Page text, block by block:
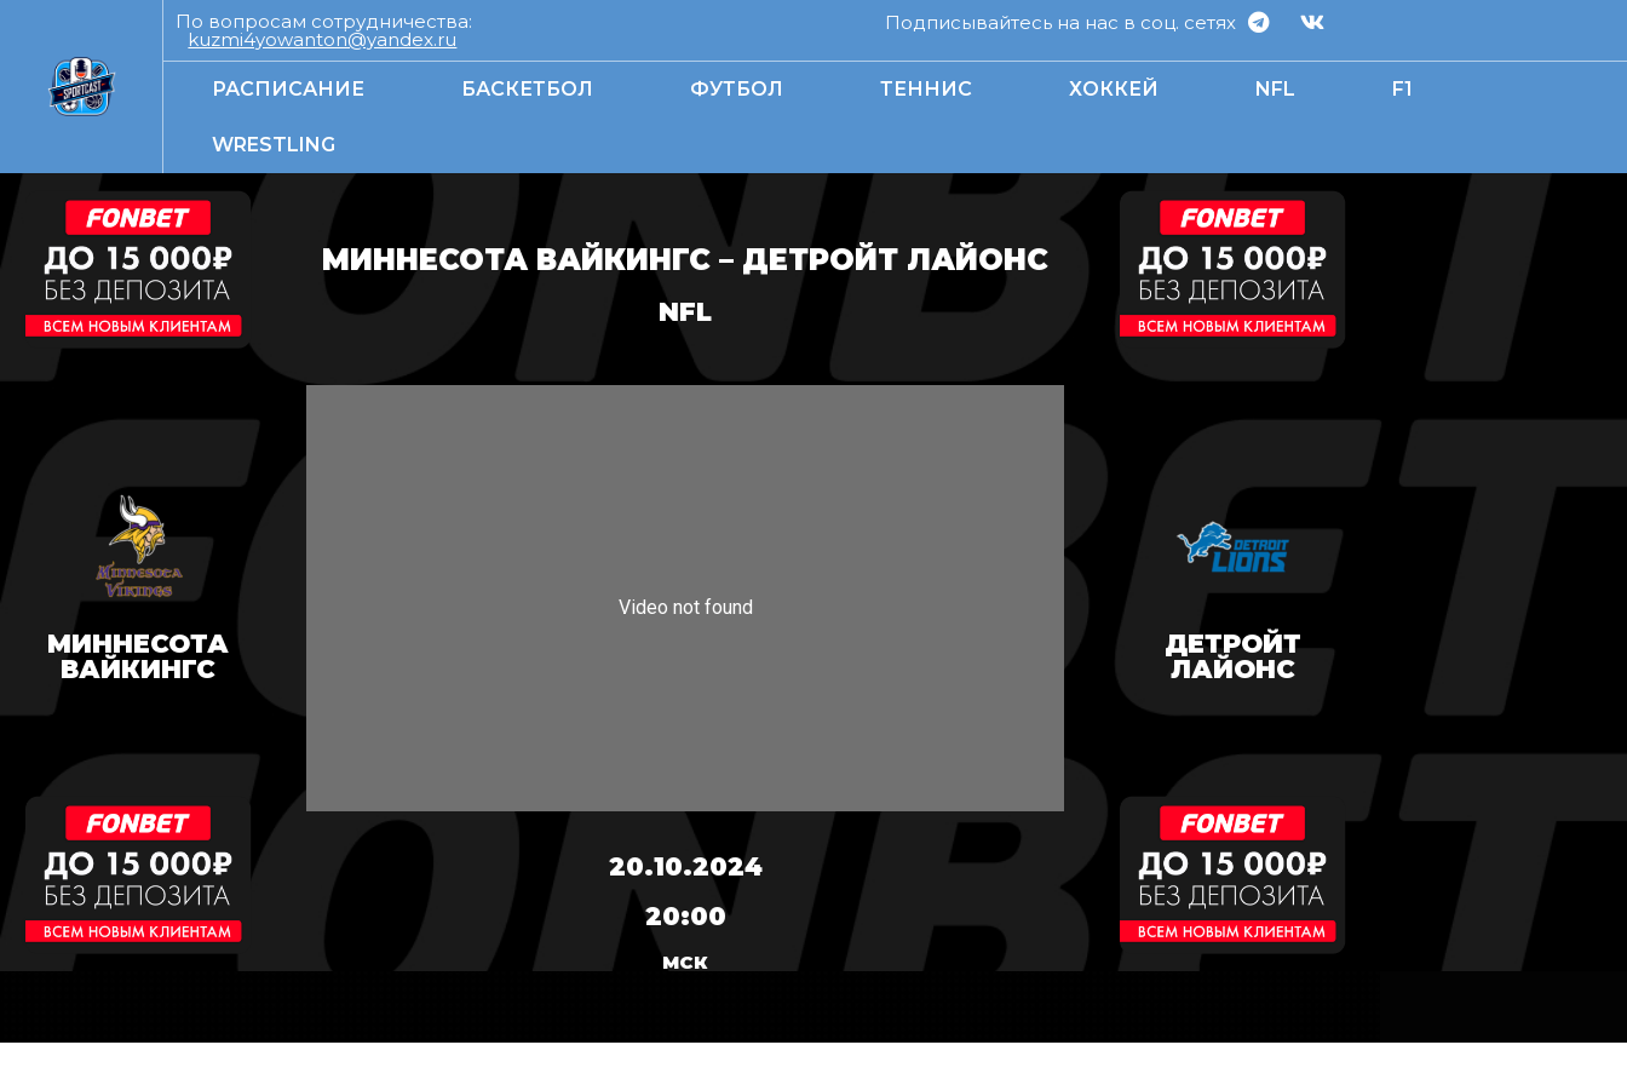
По вопросам сотрудничества:
kuzmi4yowanton@yandex.ru
Подписывайтесь на нас в соц. сетях
РАСПИСАНИЕ БАСКЕТБОЛ ФУТБОЛ ТЕННИС ХОККЕЙ NFL F1
WRESTLING
МИННЕСОТА
ВАЙКИНГС
МИННЕСОТА ВАЙКИНГС – ДЕТРОЙТ ЛАЙОНС
NFL
20.10.2024
20:00
МСК
ДЕТРОЙТ
ЛАЙОНС